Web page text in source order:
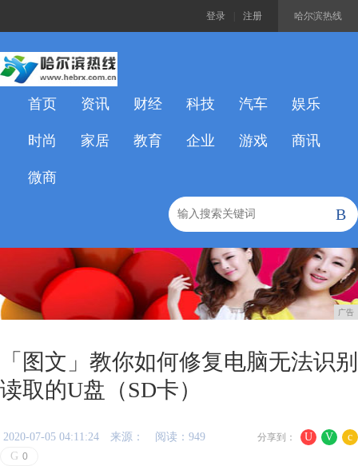
哈尔滨热线
登录 注册
首页 资讯 财经 科技 汽车 娱乐
时尚 家居 教育 企业 游戏 商讯
微商
B
广告
「图文」教你如何修复电脑无法识别
读取的U盘（SD卡）
U V c
分享到：
2020-07-05 04:11:24 来源：
阅读：949
G 0